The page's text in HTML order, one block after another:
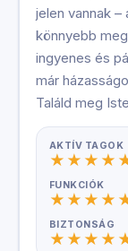
jelen vannak
könnyebb
ingyenes és
már
Találd meg
AKTÍV TAGOK
FUNKCIÓK
BIZTONSÁG